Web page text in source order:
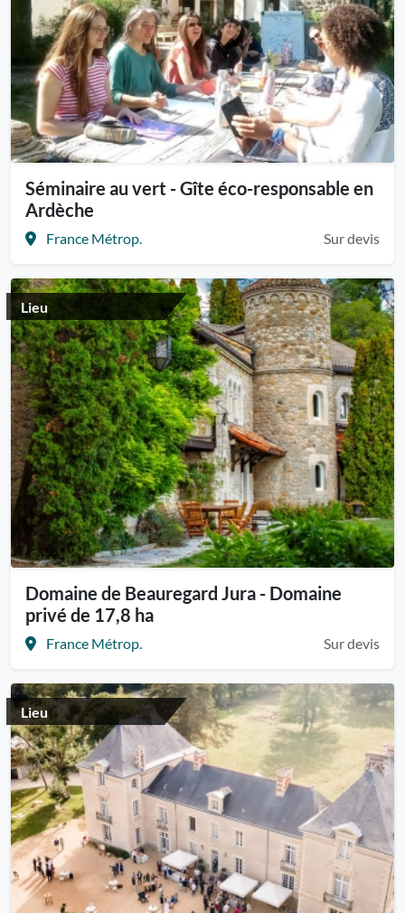
Séminaire au vert - Gîte éco-responsable en
Ardèche
France Métrop. Sur devis
Lieu
Domaine de Beauregard Jura - Domaine
privé de 17,8 ha
France Métrop. Sur devis
Lieu